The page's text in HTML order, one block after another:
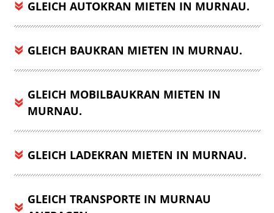
GLEICH AUTOKRAN MIETEN IN MURNAU.
GLEICH BAUKRAN MIETEN IN MURNAU.
GLEICH MOBILBAUKRAN MIETEN IN
MURNAU.
GLEICH LADEKRAN MIETEN IN MURNAU.
GLEICH TRANSPORTE IN MURNAU